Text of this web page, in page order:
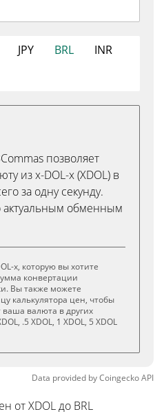
JPY BRL
INR
позволяет
из x-DOL-x (XDOL) в
за одну секунду.
актуальным обменным
x, которую вы хотите
конвертации
Вы также можете
калькулятора цен, чтобы
ваша валюта в других
.5 XDOL, 1 XDOL, 5 XDOL
Data provided byCoingeckoAPI
от XDOL до BRL